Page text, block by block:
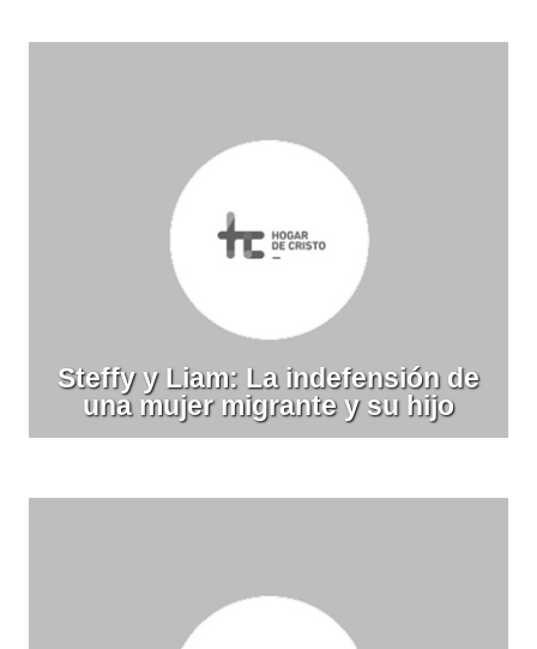
Steffy y Liam: La indefensión de
una mujer migrante y su hijo